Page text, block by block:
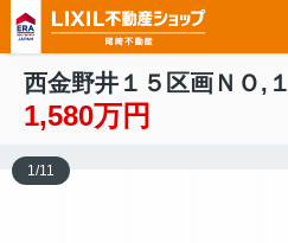
西金野井１５区画ＮＯ,１
1,580万円
1/11